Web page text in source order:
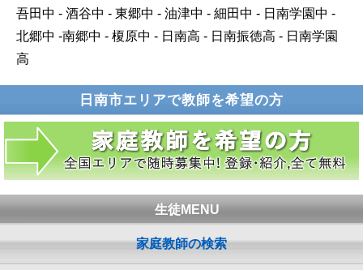
吾田中 - 酒谷中 - 東郷中 - 油津中 - 細田中 - 日南学園中 -
北郷中 -南郷中 - 榎原中 - 日南高 - 日南振徳高 - 日南学園
高
日南市エリアで教師を希望の方
生徒MENU
家庭教師の検索